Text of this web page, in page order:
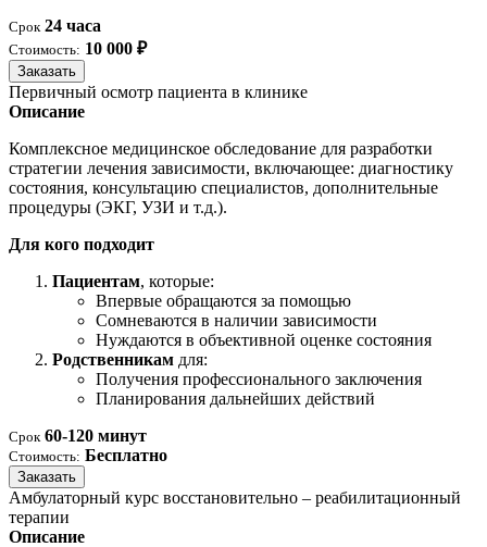
Срок 24 часа
Стоимость: 10 000 ₽
Заказать
Первичный осмотр пациента в клинике
Описание
Комплексное медицинское обследование для разработки
стратегии лечения зависимости, включающее: диагностику
состояния, консультацию специалистов, дополнительные
процедуры (ЭКГ, УЗИ и т.д.).
Для кого подходит
Пациентам, которые:
Впервые обращаются за помощью
Сомневаются в наличии зависимости
Нуждаются в объективной оценке состояния
Родственникам для:
Получения профессионального заключения
Планирования дальнейших действий
Срок 60-120 минут
Стоимость: Бесплатно
Заказать
Амбулаторный курс восстановительно – реабилитационный
терапии
Описание